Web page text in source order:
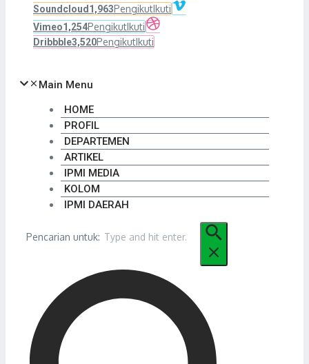
Soundcloud 1,963PengikutIkuti
Vimeo1,254PengikutIkuti
Dribbble3,520PengikutIkuti
Main Menu
HOME
PROFIL
DEPARTEMEN
ARTIKEL
IPMI MEDIA
KOLOM
IPMI DAERAH
Pencarian untuk: